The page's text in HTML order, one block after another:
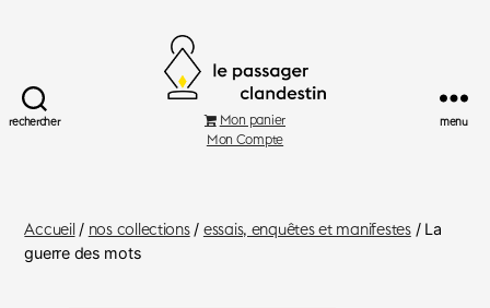
rechercher
Passager
Mon panier
Mon Compte
menu
Accueil/ nos collections/ essais, enquêtes et manifestes/ La
guerre des mots